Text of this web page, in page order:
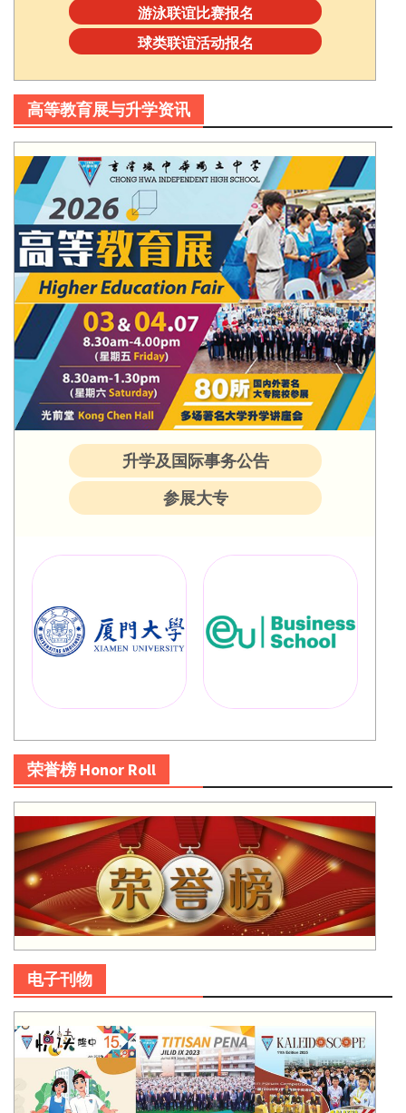
游泳联谊比赛报名
球类联谊活动报名
高等教育展与升学资讯
升学及国际事务公告
参展大专
荣誉榜 Honor Roll
电子刊物